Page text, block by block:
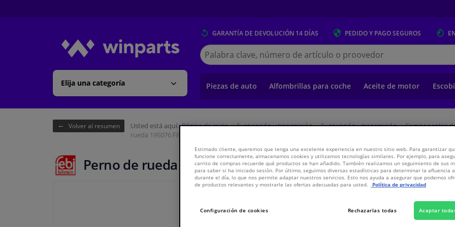
Elija una categoría
GARANTÍA DE DEVOLUCIÓN 14 DÍAS PEDIDO Y PAGOSEGUROS
Buscar
en
Winparts.es
Piezas de auto Alfombrillas para coche Aceite de motor
Volver al resumen Usted está aquí: Página de inicio Suspensión y transmisión Suspensión y transmisión Componentes
rueda 195076 FEBI
Perno de rueda 195076 FEBI
WINPRICE
2,68€
Estimado cliente, queremos que tenga una excelente experiencia en nuestro sitio web. Para garantizar
funcione correctamente, almacenamos cookies y utilizamos tecnologías similares. Por ejemplo, para
carrito de compras recuerde qué productos se han añadido. También realizamos un seguimiento de sus
para saber si ha iniciado sesión. Por último, seguimos diversas estadísticas para determinar la afluencia
durante el día, lo que nos permite adaptar nuestros servicios. Esto nos ayuda a asegurar que podemos
de productos relevantes y mostrarle las ofertas adecuadas para usted.
Política de privacidad
Configuración de cookies Rechazarlas todas Aceptar